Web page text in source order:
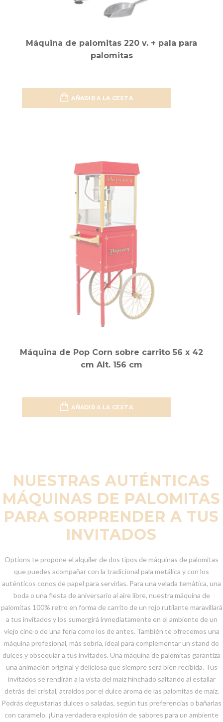
Máquina de palomitas 220 v. + pala para
palomitas
AÑADIR A LA CESTA
Máquina de Pop Corn sobre carrito 56 x 42
cm Alt. 156 cm
AÑADIR A LA CESTA
NUESTRAS AUTÉNTICAS
MÁQUINAS DE PALOMITAS
PARA SORPRENDER A TUS
INVITADOS
Options te propone el alquiler de dos tipos de máquinas de palomitas
que puedes acompañar con la tradicional pala metálica y con los
auténticos conos de papel para servirlas. Para una velada temática, una
boda o una fiesta de aniversario al aire libre, nuestra máquina de
palomitas 100% retro en forma de carrito de un rojo rutilante maravillará
a tus invitados y los sumergirá inmediatamente en el ambiente de un
viejo cine o de una feria como los de antes. También te ofrecemos una
máquina profesional, más sobria, ideal para complementar un stand de
dulces y obsequiar a tus invitados. Una máquina de palomitas garantiza
una animación original y deliciosa que siempre será bien recibida. Tus
invitados se rendirán a la vista del maíz hinchado saltando al estallar
detrás del cristal, atraídos por el dulce aroma de las palomitas de maíz.
Podrás degustarlas dulces o saladas, según tus preferencias o bañarlas
con caramelo. ¡Una verdadera explosión de sabores para un ambiente